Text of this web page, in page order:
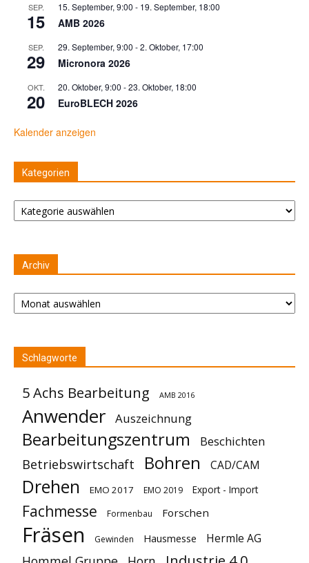
SEP.
15
15. September, 9:00 - 19. September, 18:00
AMB 2026
SEP.
29
29. September, 9:00 -2. Oktober, 17:00
Micronora 2026
OKT.
20
20. Oktober, 9:00 -23. Oktober, 18:00
EuroBLECH 2026
Kalender anzeigen
Kategorien
Kategorien
Archiv
Archiv
Schlagworte
5 Achs Bearbeitung AMB 2016
Anwender Auszeichnung
Bearbeitungszentrum Beschichten
Betriebswirtschaft Bohren CAD/CAM
Drehen EMO 2017 EMO 2019 Export - Import
Fachmesse Formenbau Forschen
Fräsen Gewinden Hausmesse Hermle AG